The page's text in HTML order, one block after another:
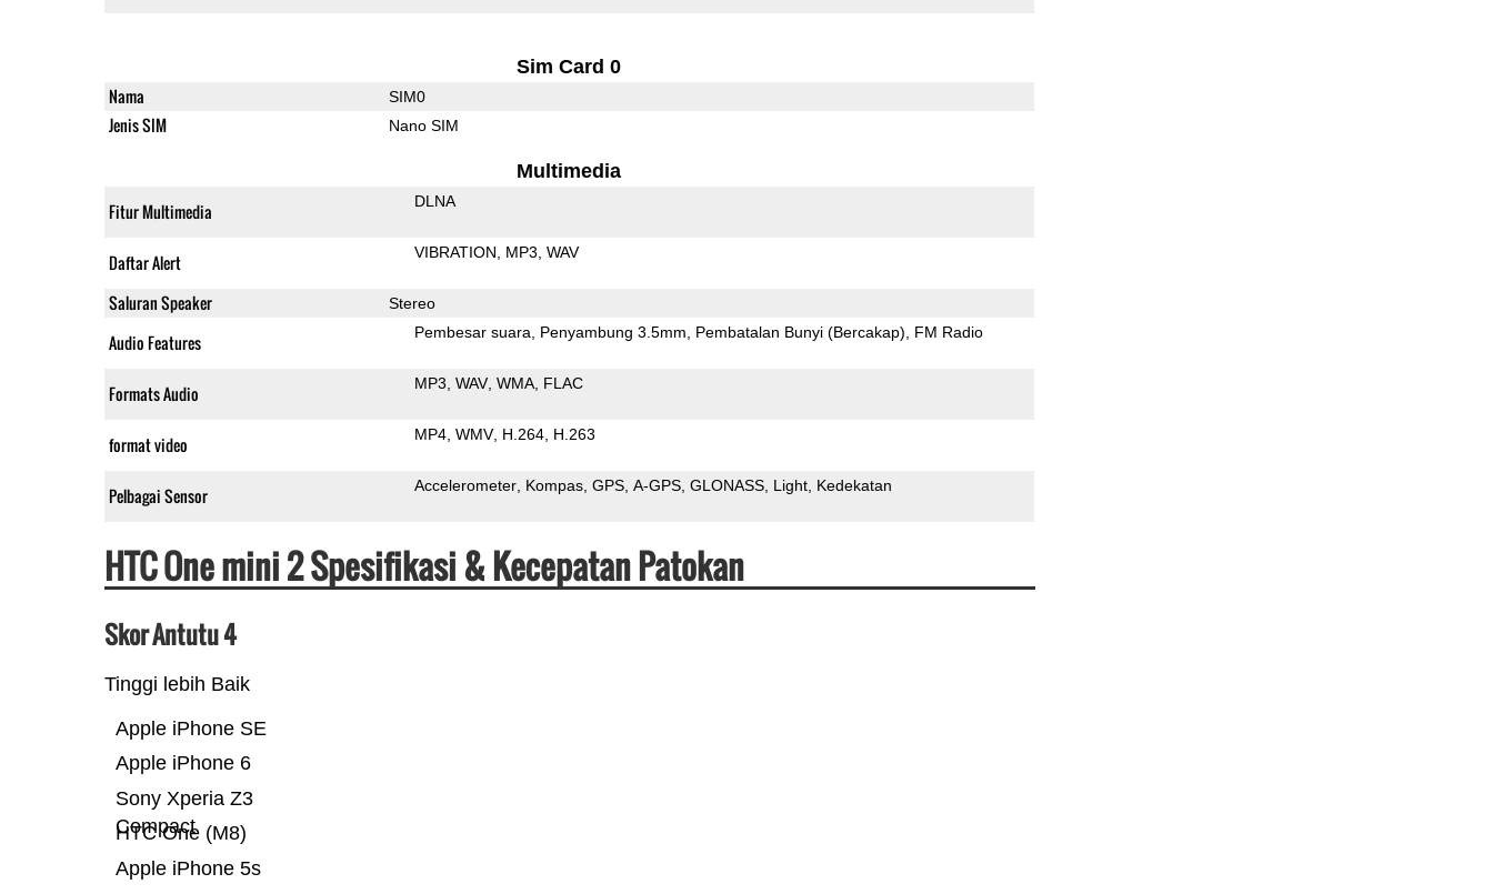
Sim Card 0
Nama SIM0
Jenis SIM Nano SIM
Multimedia
Fitur Multimedia DLNA
Daftar Alert VIBRATION MP3 WAV
Saluran Speaker Stereo
Audio Features Pembesar suara Penyambung 3.5mm Pembatalan Bunyi (Bercakap) FM Radio
Formats Audio MP3 WAV WMA FLAC
format video MP4 WMV H.264 H.263
Pelbagai Sensor Accelerometer Kompas GPS A-GPS GLONASS Light Kedekatan
HTC One mini 2 Spesifikasi & Kecepatan Patokan
Skor Antutu 4
Tinggi lebih Baik
Apple iPhone 5s
HTC One (M8)
Sony Xperia Z3
Compact
Apple iPhone 6
Apple iPhone SE